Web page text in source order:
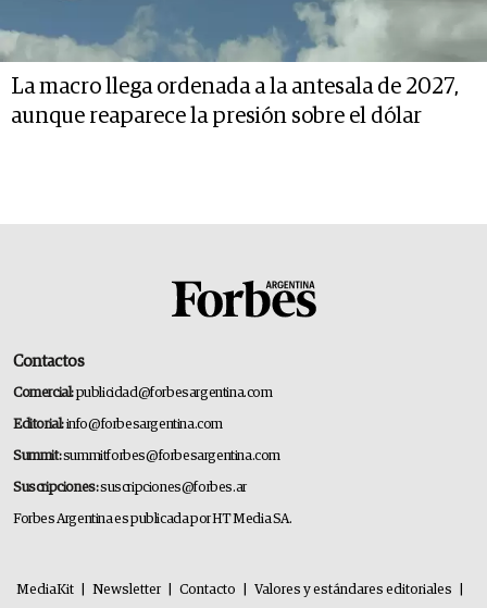
La macro llega ordenada a la antesala de 2027,
aunque reaparece la presión sobre el dólar
Contactos
Comercial:publicidad@forbesargentina.com
Editorial:info@forbesargentina.com
Summit:summitforbes@forbesargentina.com
Suscripciones:suscripciones@forbes.ar
Forbes Argentina es publicada por HT Media SA.
MediaKit Newsletter Contacto Valores y estándares editoriales